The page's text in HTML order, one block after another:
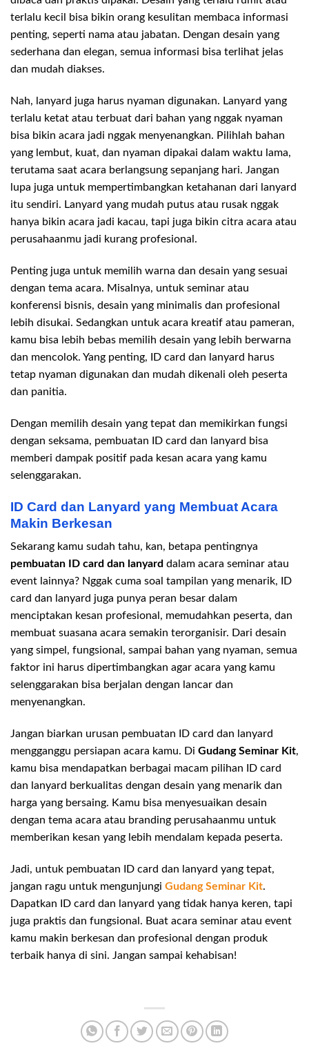
terlalu kecil bisa bikin orang kesulitan membaca informasi
penting, seperti nama atau jabatan. Dengan desain yang
sederhana dan elegan, semua informasi bisa terlihat jelas
dan mudah diakses.
Nah, lanyard juga harus nyaman digunakan. Lanyard yang
terlalu ketat atau terbuat dari bahan yang nggak nyaman
bisa bikin acara jadi nggak menyenangkan. Pilihlah bahan
yang lembut, kuat, dan nyaman dipakai dalam waktu lama,
terutama saat acara berlangsung sepanjang hari. Jangan
lupa juga untuk mempertimbangkan ketahanan dari lanyard
itu sendiri. Lanyard yang mudah putus atau rusak nggak
hanya bikin acara jadi kacau, tapi juga bikin citra acara atau
perusahaanmu jadi kurang profesional.
Penting juga untuk memilih warna dan desain yang sesuai
dengan tema acara. Misalnya, untuk seminar atau
konferensi bisnis, desain yang minimalis dan profesional
lebih disukai. Sedangkan untuk acara kreatif atau pameran,
kamu bisa lebih bebas memilih desain yang lebih berwarna
dan mencolok. Yang penting, ID card dan lanyard harus
tetap nyaman digunakan dan mudah dikenali oleh peserta
dan panitia.
Dengan memilih desain yang tepat dan memikirkan fungsi
dengan seksama, pembuatan ID card dan lanyard bisa
memberi dampak positif pada kesan acara yang kamu
selenggarakan.
ID Card dan Lanyard yang Membuat Acara
Makin Berkesan
Sekarang kamu sudah tahu, kan, betapa pentingnya
pembuatan ID card dan lanyard dalam acara seminar atau
event lainnya? Nggak cuma soal tampilan yang menarik, ID
card dan lanyard juga punya peran besar dalam
menciptakan kesan profesional, memudahkan peserta, dan
membuat suasana acara semakin terorganisir. Dari desain
yang simpel, fungsional, sampai bahan yang nyaman, semua
faktor ini harus dipertimbangkan agar acara yang kamu
selenggarakan bisa berjalan dengan lancar dan
menyenangkan.
Jangan biarkan urusan pembuatan ID card dan lanyard
mengganggu persiapan acara kamu. Di Gudang Seminar Kit,
kamu bisa mendapatkan berbagai macam pilihan ID card
dan lanyard berkualitas dengan desain yang menarik dan
harga yang bersaing. Kamu bisa menyesuaikan desain
dengan tema acara atau branding perusahaanmu untuk
memberikan kesan yang lebih mendalam kepada peserta.
Jadi, untuk pembuatan ID card dan lanyard yang tepat,
jangan ragu untuk mengunjungi Gudang Seminar Kit.
Dapatkan ID card dan lanyard yang tidak hanya keren, tapi
juga praktis dan fungsional. Buat acara seminar atau event
kamu makin berkesan dan profesional dengan produk
terbaik hanya di sini. Jangan sampai kehabisan!